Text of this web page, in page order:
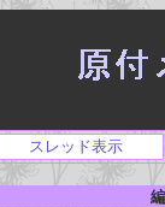
スレッド表示